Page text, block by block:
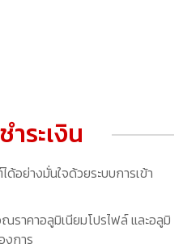
ระเงิน
อย่างมั่นใจด้วยระบบการเข้า
ราคาอลูมิเนียมโปรไฟล์ และอลูมิ
งการ